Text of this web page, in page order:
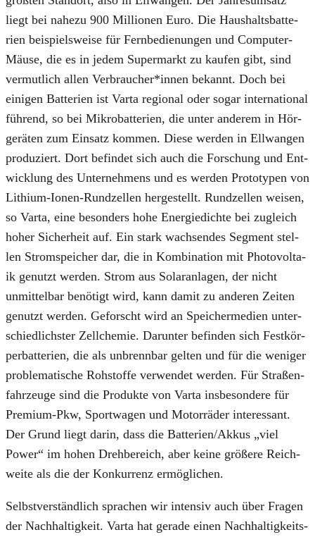
liegt bei nahe­zu 900 Mil­lio­nen Euro. Die Haus­halts­bat­te­
rien bei­spiels­wei­se für Fern­be­die­nun­gen und Com­pu­ter-
Mäu­se, die es in jedem Super­markt zu kau­fen gibt, sind
ver­mut­lich allen Verbraucher*innen bekannt. Doch bei
eini­gen Bat­te­rien ist Var­ta regio­nal oder sogar inter­na­tio­nal
füh­rend, so bei Mikro­bat­te­rien, die unter ande­rem in Hör­
ge­rä­ten zum Ein­satz kom­men. Die­se wer­den in Ell­wan­gen
pro­du­ziert. Dort befin­det sich auch die For­schung und Ent­
wick­lung des Unter­neh­mens und es wer­den Pro­to­ty­pen von
Lithi­um-Ionen-Rund­zel­len her­ge­stellt. Rund­zel­len wei­sen,
so Var­ta, eine beson­ders hohe Ener­gie­dich­te bei zugleich
hoher Sicher­heit auf. Ein stark wach­sen­des Seg­ment stel­
len Strom­spei­cher dar, die in Kom­bi­na­ti­on mit Pho­to­vol­ta­
ik genutzt wer­den. Strom aus Solar­an­la­gen, der nicht
unmit­tel­bar benö­tigt wird, kann damit zu ande­ren Zei­ten
genutzt wer­den. Geforscht wird an Spei­cher­me­di­en unter­
schied­lichs­ter Zell­che­mie. Dar­un­ter befin­den sich Fest­kör­
per­bat­te­rien, die als unbrenn­bar gel­ten und für die weni­ger
pro­ble­ma­ti­sche Roh­stof­fe ver­wen­det wer­den. Für Stra­ßen­
fahr­zeu­ge sind die Pro­duk­te von Var­ta ins­be­son­de­re für
Pre­mi­um-Pkw, Sport­wa­gen und Motor­rä­der inter­es­sant.
Der Grund liegt dar­in, dass die Batterien/Akkus „viel
Power“ im hohen Dreh­be­reich, aber kei­ne grö­ße­re Reich­
wei­te als die der Kon­kur­renz ermög­li­chen.
Selbst­ver­ständ­lich spra­chen wir inten­siv auch über Fra­gen
der Nach­hal­tig­keit. Var­ta hat gera­de einen Nach­hal­tig­keits­